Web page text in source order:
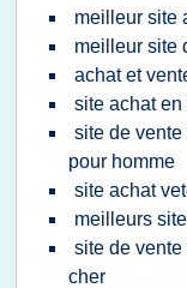
meilleur site
meilleur site
achat et
site achat
site de
pour homme
site achat
meilleurs
site de
cher